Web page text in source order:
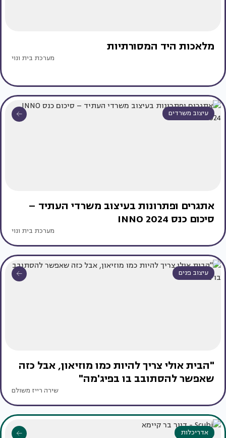
מלאכות היד המסורתיות
מערכת בית ונוי
עיצוב משרדים
אתגרים ופתרונות בעיצוב משרדי העתיד –
סיכום כנס INNO 2024
מערכת בית ונוי
עיצוב פנים
"הבית אולי צריך להיות כמו מוזיאון, אבל כזה
שאפשר להסתובב בו בפיג'מה"
שירה רייז משולם
אדריכלות